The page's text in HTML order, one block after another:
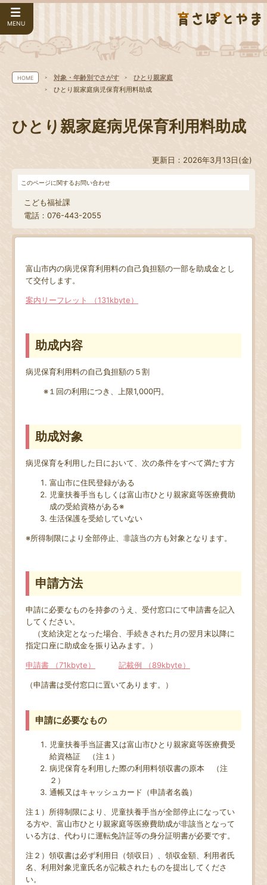
MENU
HOME 対象・年齢別でさがす
ひとり親家庭
ひとり親家庭病児保育利用料助成
ひとり親家庭病児保育利用料助成
更新日：2026年3月13日(金)
このページに関するお問い合わせ
こども福祉課
電話：076-443-2055
富山市内の病児保育利用料の自己負担額の一部を助成金とし
て交付します。
案内リーフレット （131kbyte）
助成内容
病児保育利用料の自己負担額の５割
※１回の利用につき、上限1,000円。
助成対象
病児保育を利用した日において、次の条件をすべて満たす方
富山市に住民登録がある
児童扶養手当もしくは富山市ひとり親家庭等医療費助
成の受給資格がある※
生活保護を受給していない
※所得制限により全部停止、非該当の方も対象となります。
申請方法
申請に必要なものを持参のうえ、受付窓口にて申請書を記入
してください。
（支給決定となった場合、手続きされた月の翌月末以降に
指定口座に助成金を振り込みます。）
申請書 （71kbyte） 記載例 （89kbyte）
（申請書は受付窓口に置いてあります。）
申請に必要なもの
児童扶養手当証書又は富山市ひとり親家庭等医療費受
給資格証 （注１）
病児保育を利用した際の利用料領収書の原本 （注
２）
通帳又はキャッシュカード（申請者名義）
注１）所得制限により、児童扶養手当が全部停止になってい
る方や、富山市ひとり親家庭等医療費助成が非該当となって
いる方は、代わりに運転免許証等の身分証明書が必要です。
注２）領収書は必ず利用日（領収日）、領収金額、利用者氏
名、利用対象児童氏名が記載されたものを提出してくださ
い。